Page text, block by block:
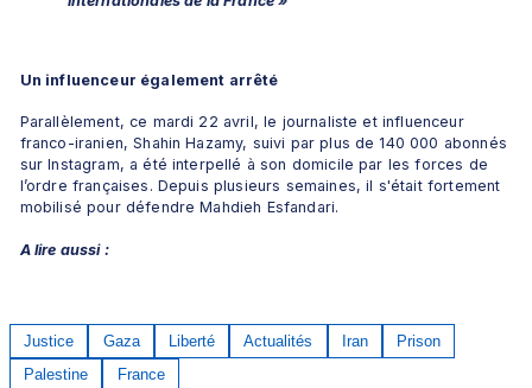
Un influenceur également arrêté
Parallèlement, ce mardi 22 avril, le journaliste et influenceur
franco-iranien, Shahin Hazamy, suivi par plus de 140 000 abonnés
sur Instagram, a été interpellé à son domicile par les forces de
l’ordre françaises. Depuis plusieurs semaines, il s'était fortement
mobilisé pour défendre Mahdieh Esfandari.
A lire aussi :
Justice Gaza Liberté Actualités Iran
Prison
Palestine
France